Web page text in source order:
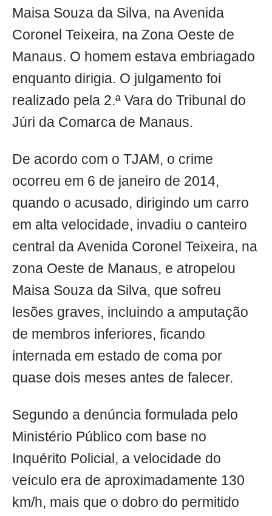
Maisa Souza da Silva, na Avenida
Coronel Teixeira, na Zona Oeste de
Manaus. O homem estava embriagado
enquanto dirigia. O julgamento foi
realizado pela 2.ª Vara do Tribunal do
Júri da Comarca de Manaus.
De acordo com o TJAM, o crime
ocorreu em 6 de janeiro de 2014,
quando o acusado, dirigindo um carro
em alta velocidade, invadiu o canteiro
central da Avenida Coronel Teixeira, na
zona Oeste de Manaus, e atropelou
Maisa Souza da Silva, que sofreu
lesões graves, incluindo a amputação
de membros inferiores, ficando
internada em estado de coma por
quase dois meses antes de falecer.
Segundo a denúncia formulada pelo
Ministério Público com base no
Inquérito Policial, a velocidade do
veículo era de aproximadamente 130
km/h, mais que o dobro do permitido